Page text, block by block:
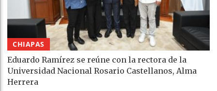
CHIAPAS
Eduardo Ramírez se reúne con la rectora de la
Universidad Nacional Rosario Castellanos, Alma
Herrera